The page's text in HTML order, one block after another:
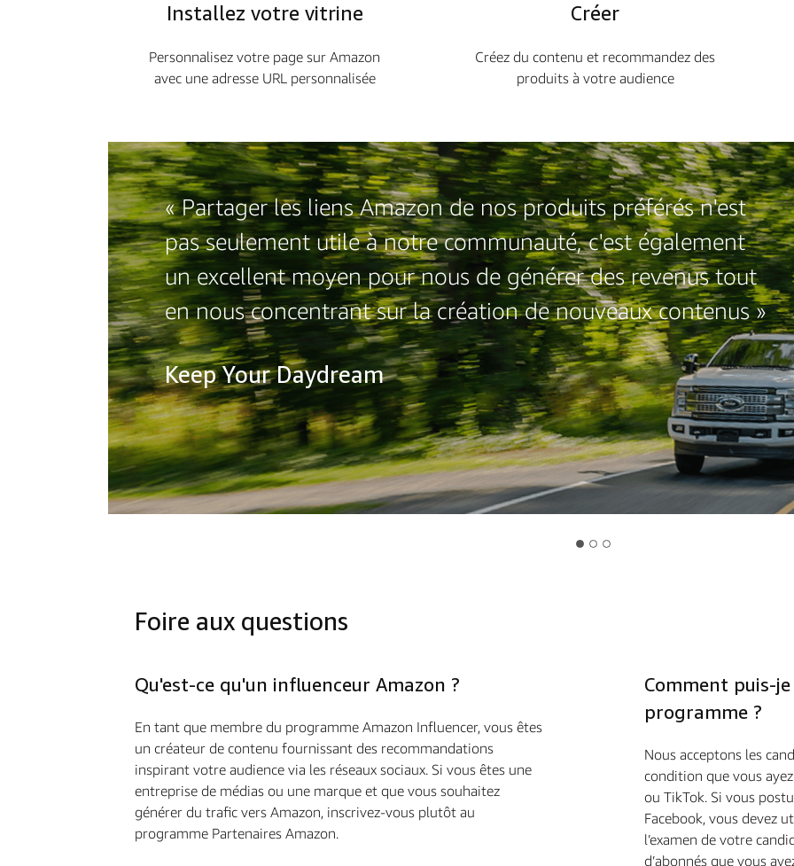
Installez votre vitrine
Personnalisez votre page sur Amazon
avec une adresse URL personnalisée
Créer
Créez du contenu et recommandez des
produits à votre audience
« Partager les liens Amazon de nos produits préférés n'est
pas seulement utile à notre communauté, c'est également
un excellent moyen pour nous de générer des revenus tout
en nous concentrant sur la création de nouveaux contenus »
Keep Your Daydream
Foire aux questions
Qu'est-ce qu'un influenceur Amazon ?
En tant que membre du programme Amazon Influencer, vous êtes
un créateur de contenu fournissant des recommandations
inspirant votre audience via les réseaux sociaux. Si vous êtes une
entreprise de médias ou une marque et que vous souhaitez
générer du trafic vers Amazon, inscrivez-vous plutôt au
programme Partenaires Amazon.
Comment puis-
programme ?
Nous acceptons les
condition que vous
ou TikTok. Si vous
Facebook, vous devez
l’examen de votre
d’abonnés que vous